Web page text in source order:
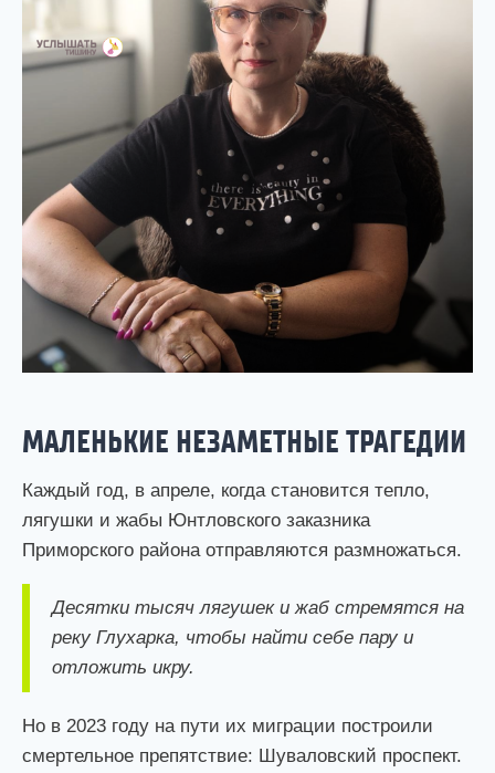
МАЛЕНЬКИЕ НЕЗАМЕТНЫЕ ТРАГЕДИИ
Каждый год, в апреле, когда становится тепло,
лягушки и жабы Юнтловского заказника
Приморского района отправляются размножаться.
Десятки тысяч лягушек и жаб стремятся на
реку Глухарка, чтобы найти себе пару и
отложить икру.
Но в 2023 году на пути их миграции построили
смертельное препятствие: Шуваловский проспект.